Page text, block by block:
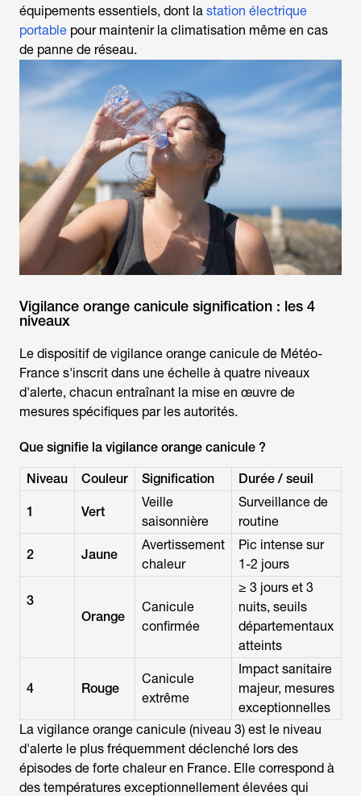
équipements essentiels, dont la station électrique
portable pour maintenir la climatisation même en cas
de panne de réseau.
Vigilance orange canicule signification : les 4
niveaux
Le dispositif de vigilance orange canicule de Météo-
France s'inscrit dans une échelle à quatre niveaux
d'alerte, chacun entraînant la mise en œuvre de
mesures spécifiques par les autorités.
Que signifie la vigilance orange canicule ?
Niveau Couleur Signification Durée / seuil
1 Vert
Veille
saisonnière
Surveillance de
routine
2 Jaune
Avertissement
chaleur
Pic intense sur
1-2 jours
3
Orange
Canicule
confirmée
≥ 3 jours et 3
nuits, seuils
départementaux
atteints
4 Rouge
Canicule
extrême
Impact sanitaire
majeur, mesures
exceptionnelles
La vigilance orange canicule (niveau 3) est le niveau
d'alerte le plus fréquemment déclenché lors des
épisodes de forte chaleur en France. Elle correspond à
des températures exceptionnellement élevées qui